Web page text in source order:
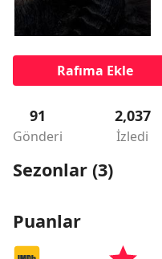
Rafıma Ekle
91
Gönderi
2,037
İzledi
Sezonlar (3)
Puanlar